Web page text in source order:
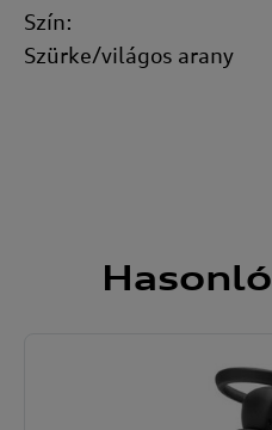
Szín:
Szürke/világos arany
Hasonló